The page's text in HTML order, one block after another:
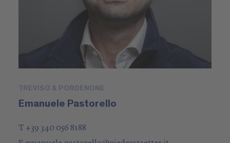
TREVISO & PORDENONE
Emanuele Pastorello
T +39 340 056 8188